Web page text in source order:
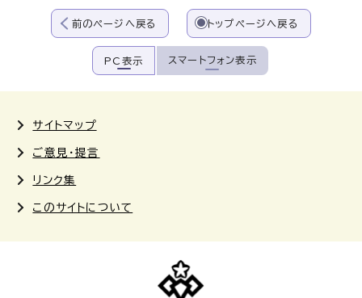
前のページへ戻る トップページへ戻る
PC表示 スマートフォン表示
サイトマップ
ご意見・提言
リンク集
このサイトについて